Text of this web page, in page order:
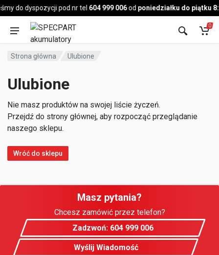
do dyspozycji pod nr tel 604 999 006od poniedziałku do piątku
Pojazd
0
Strona główna Ulubione
Ulubione
Nie masz produktów na swojej liście życzeń.
Przejdź do strony głównej, aby rozpocząć przeglądanie
naszego sklepu.
Wróć do sklepu
Masz pytania?
Chcesz zamówić przez telefon?
Zadzwoń: 604 999 006
Wyślij Wiadomość